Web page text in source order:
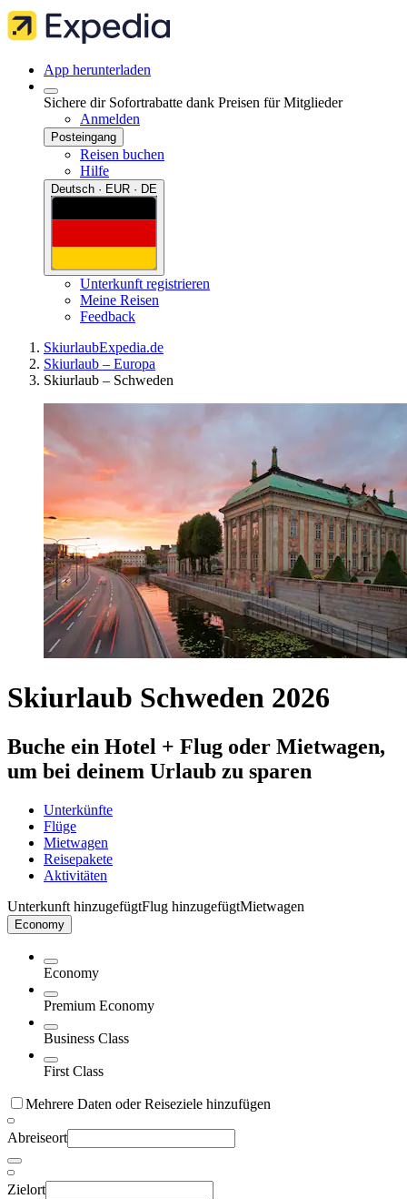
App herunterladen
Sichere dir Sofortrabatte dank Preisen für Mitglieder
Anmelden
Posteingang
Reisen buchen
Hilfe
Deutsch · EUR · DE
Unterkunft registrieren
Meine Reisen
Feedback
SkiurlaubExpedia.de
Skiurlaub – Europa
Skiurlaub – Schweden
Skiurlaub Schweden 2026
Buche ein Hotel + Flug oder Mietwagen,
um bei deinem Urlaub zu sparen
Unterkünfte
Flüge
Mietwagen
Reisepakete
Aktivitäten
Unterkunft hinzugefügtFlug hinzugefügtMietwagen
Economy
Economy
Premium Economy
Business Class
First Class
Mehrere Daten oder Reiseziele hinzufügen
Abreiseort
Zielort